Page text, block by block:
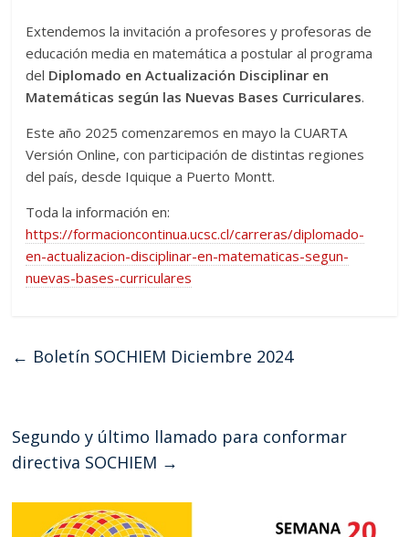
Extendemos la invitación a profesores y profesoras de
educación media en matemática a postular al programa
del Diplomado en Actualización Disciplinar en
Matemáticas según las Nuevas Bases Curriculares.
Este año 2025 comenzaremos en mayo la CUARTA
Versión Online, con participación de distintas regiones
del país, desde Iquique a Puerto Montt.
Toda la información en:
https://formacioncontinua.ucsc.cl/carreras/diplomado-
en-actualizacion-disciplinar-en-matematicas-segun-
nuevas-bases-curriculares
← Boletín SOCHIEM Diciembre 2024
Segundo y último llamado para conformar
directiva SOCHIEM →